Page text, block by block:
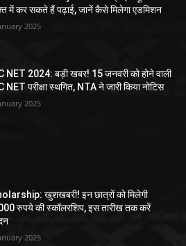
में कर सकते हैं पढ़ाई, जानें कैसे मिलेगा एडमिशन
2025
NET 2024: बड़ी खबर! 15 जनवरी को होने वाली
NET परीक्षा स्थगित, NTA ने जारी किया नोटिस
2025
खुशखबरी! इन छात्रों को मिलेगी
रुपये की स्कॉलरशिप, इस तारीख तक करें
2025